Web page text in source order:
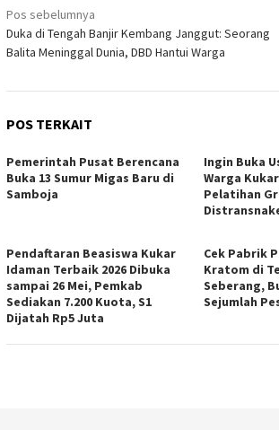
Navigasi
pos
Pos sebelumnya
Duka di Tengah Banjir Kembang Janggut: Seorang
Balita Meninggal Dunia, DBD Hantui Warga
POS TERKAIT
Pemerintah Pusat Berencana
Buka 13 Sumur Migas Baru di
Samboja
Ingin Buka
Warga
Pelatihan
Pendaftaran Beasiswa Kukar
Idaman Terbaik 2026 Dibuka
sampai 26 Mei, Pemkab
Sediakan 7.200 Kuota, S1
Dijatah Rp5 Juta
Cek Pabrik
Kratom di
Seberang,
Sejumlah